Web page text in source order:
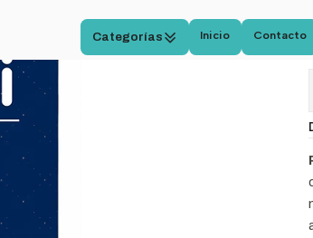
Categorías Inicio Contacto